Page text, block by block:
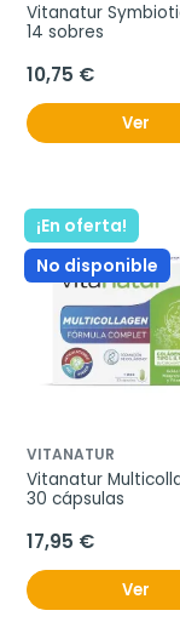
Vitanatur
14 sobres
10,75 €
Ver
¡En oferta!
No disponible
VITANATUR
Vitanatur
30 cápsulas
17,95 €
Ver